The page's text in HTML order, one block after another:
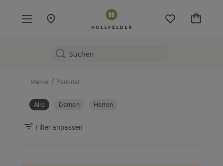
Mein
Marke / Paukner
Alle Damen Herren
Filter anpassen